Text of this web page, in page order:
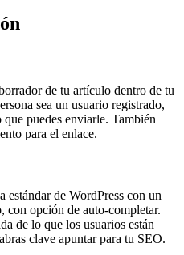
de tu artículo dentro de tu
sea un usuario registrado,
puedes enviarle. También
para el enlace.
estándar de WordPress con un
con opción de auto-completar.
de lo que los usuarios están
clave apuntar para tu SEO.